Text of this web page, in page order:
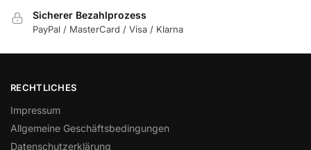
Sicherer Bezahlprozess
PayPal / MasterCard / Visa / Klarna
RECHTLICHES
Impressum
Allgemeine Geschäftsbedingungen
Datenschutzerklärung